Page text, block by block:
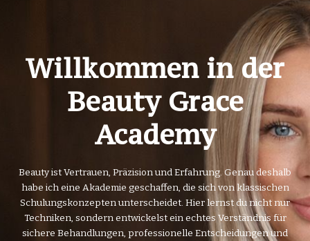
Willkommen in der
Beauty Grace
Academy
Beauty ist Vertrauen, Präzision und Erfahrung. Genau deshalb
habe ich eine Akademie geschaffen, die sich von klassischen
Schulungskonzepten unterscheidet. Hier lernst du nicht nur
Techniken, sondern entwickelst ein echtes Verständnis für
sichere Behandlungen, professionelle Entscheidungen und